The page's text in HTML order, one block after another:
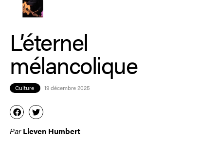
L’éternel
mélancolique
Culture 19 décembre 2025
Par Lieven Humbert